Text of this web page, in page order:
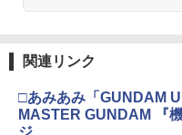
関連リンク
□あみあみ「GUNDAM
MASTER GUNDAM 『